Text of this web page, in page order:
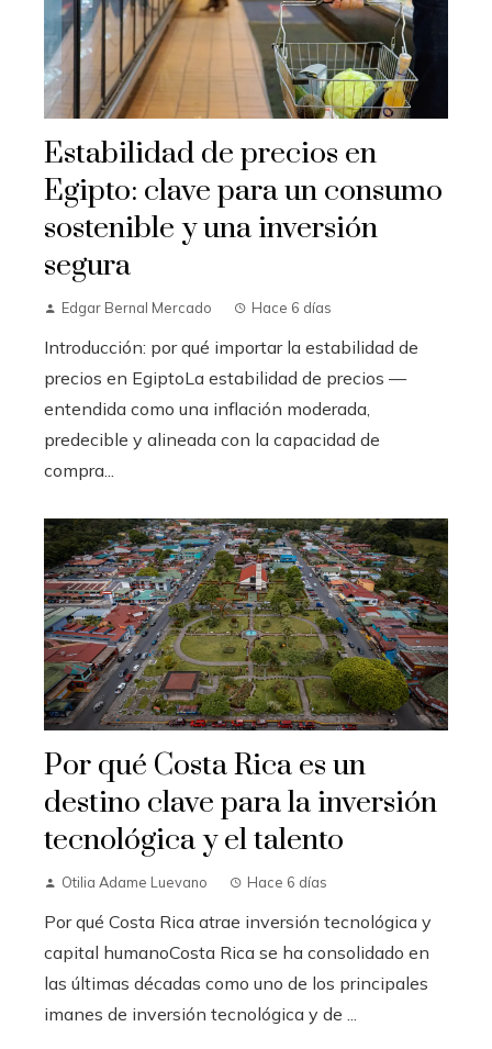
Estabilidad de precios en
Egipto: clave para un consumo
sostenible y una inversión
segura
Edgar Bernal Mercado Hace 6 días
Introducción: por qué importar la estabilidad de
precios en EgiptoLa estabilidad de precios —
entendida como una inflación moderada,
predecible y alineada con la capacidad de
compra...
Por qué Costa Rica es un
destino clave para la inversión
tecnológica y el talento
Otilia Adame Luevano Hace 6 días
Por qué Costa Rica atrae inversión tecnológica y
capital humanoCosta Rica se ha consolidado en
las últimas décadas como uno de los principales
imanes de inversión tecnológica y de ...